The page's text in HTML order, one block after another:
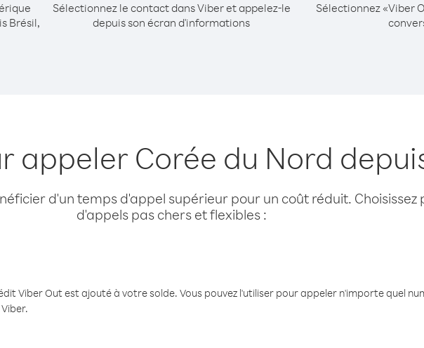
Brésil,
Sélectionnez le contact dans Viber et appelez-le
depuis son écran d'informations
Sélectionnez «Viber
appeler Corée du Nord
d'un temps d'appel supérieur pour un coût réduit. Choisissez
d'appels pas chers et flexibles :
Viber Out est ajouté à votre solde. Vous pouvez l'utiliser pour appeler n'importe quel